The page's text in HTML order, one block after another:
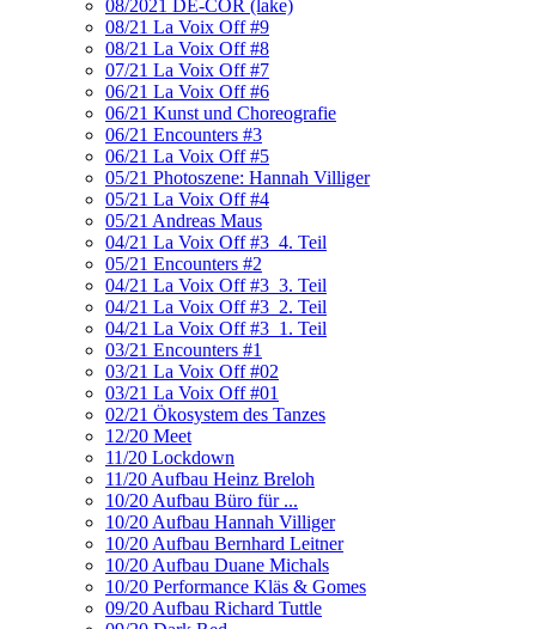
08/2021 DE-COR (lake)
08/21 La Voix Off #9
08/21 La Voix Off #8
07/21 La Voix Off #7
06/21 La Voix Off #6
06/21 Kunst und Choreografie
06/21 Encounters #3
06/21 La Voix Off #5
05/21 Photoszene: Hannah Villiger
05/21 La Voix Off #4
05/21 Andreas Maus
04/21 La Voix Off #3_4. Teil
05/21 Encounters #2
04/21 La Voix Off #3_3. Teil
04/21 La Voix Off #3_2. Teil
04/21 La Voix Off #3_1. Teil
03/21 Encounters #1
03/21 La Voix Off #02
03/21 La Voix Off #01
02/21 Ökosystem des Tanzes
12/20 Meet
11/20 Lockdown
11/20 Aufbau Heinz Breloh
10/20 Aufbau Büro für ...
10/20 Aufbau Hannah Villiger
10/20 Aufbau Bernhard Leitner
10/20 Aufbau Duane Michals
10/20 Performance Kläs & Gomes
09/20 Aufbau Richard Tuttle